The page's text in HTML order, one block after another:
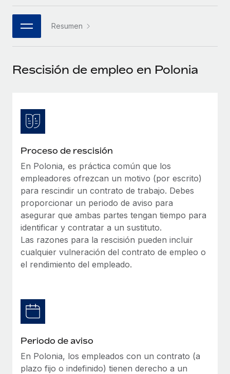
Conectar
Conecta cualquier herramienta de IA con Remote
Optimiza los procesos con herramientas empresariales
SERVICIOS
Obtén ayuda de gente experta en RR. HH. globales
y cumplimiento normativo.
Comprobaciones de antecedentes
Simplifica los procesos de cribado de candidatos.
Cumplimiento normativo
Adelántate a los riesgos de cumplimiento
Gestión de dispositivos
Apertura de entidades
Movilidad y reubicación
Reubica a los empleados con facilidad.
ASOCIARSE
Socios tecnológicos estratégicos
Integra la gestión de los RR. HH. globales en tu
Asociarse
Consultoría de integraciones y automatización con IA.
CASOS PRÁCTICOS
Webinarios
Información sobre salarios y talento
Obtén ayuda
Nómina global
EOR y PEO
Contractor Management
Impuestos
BLOG
Integraciones con Gusto y Xero y Contractor
La misión de Remote sigue siendo ayudar a empresas de
한국어
中文（简体）Resumen
Rescisión de empleo en Polonia
Proceso de rescisión
En Polonia, es práctica común que los
empleadores ofrezcan un motivo (por escrito)
para rescindir un contrato de trabajo. Debes
proporcionar un periodo de aviso para
asegurar que ambas partes tengan tiempo para
identificar y contratar a un sustituto.
Las razones para la rescisión pueden incluir
cualquier vulneración del contrato de empleo o
el rendimiento del empleado.
Periodo de aviso
En Polonia, los empleados con un contrato (a
plazo fijo o indefinido) tienen derecho a un